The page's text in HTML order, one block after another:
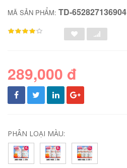
MÃ SẢN PHẨM: TD-652827136904
289,000 đ
PHÂN LOẠI MÀU: